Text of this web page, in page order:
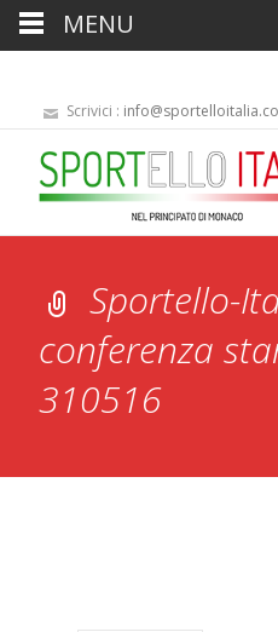
Scrivici :
Sportello-
conferenza
310516
MENU